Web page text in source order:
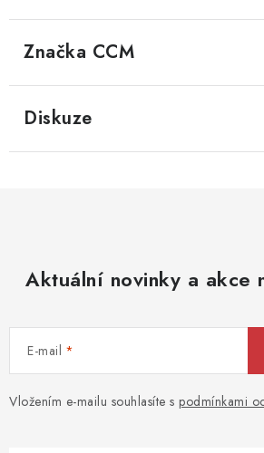
Značka CCM
Diskuze
Aktuální novinky a akce
E-mail
Vložením e-mailu souhlasíte s podmínkami